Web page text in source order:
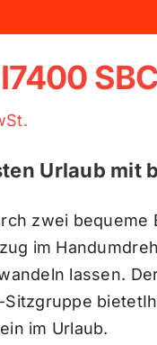
Urlaub mit
zwei bequeme
im
lassen.
im Urlaub.